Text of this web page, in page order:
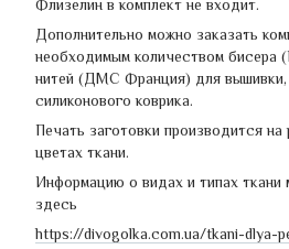
Флизелин в комплект не входит.
Дополнительно можно заказать
необходимым количеством бисера
нитей (ДМС Франция) для вышивки,
силиконового коврика.
Печать заготовки производится на
цветах ткани.
Информацию о видах и типах ткани
здесь
https://divogolka.com.ua/tkani-dlya-